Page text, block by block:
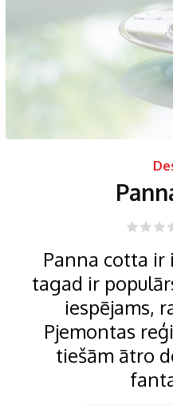
Panna cotta ir
tagad ir
iespējams,
Pjemontas
tiešām ātro